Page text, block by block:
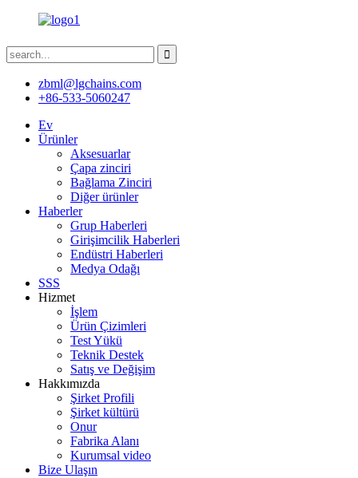
zbml@lgchains.com
+86-533-5060247
Ev
Ürünler
Aksesuarlar
Çapa zinciri
Bağlama Zinciri
Diğer ürünler
Haberler
Grup Haberleri
Girişimcilik Haberleri
Endüstri Haberleri
Medya Odağı
SSS
Hizmet
İşlem
Ürün Çizimleri
Test Yükü
Teknik Destek
Satış ve Değişim
Hakkımızda
Şirket Profili
Şirket kültürü
Onur
Fabrika Alanı
Kurumsal video
Bize Ulaşın